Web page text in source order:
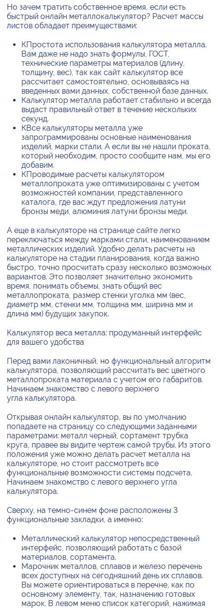
Но зачем тратить собственное время, если есть
быстрый онлайн металлокалькулятор? Расчет массы
листов обладает преимуществами:
КПростота использования калькулятора металла.
Вам даже не надо знать формулы, ГОСТ,
технические параметры материалов (длину,
толщину, вес), так как сайт калькулятор все
рассчитает самостоятельно, основываясь на
введенных вами данных, собственной базе данных.
Калькулятор металла работает стабильно и всегда
выдаст правильный ответ в течение нескольких
секунд.
КВсе калькуляторы металла уже
запрограммированы основные наименования
изделий, марки стали. А если вы не нашли проката,
который необходим, просто сообщите нам, мы его
добавим.
КПроводимые расчеты калькулятором
металлопроката уже оптимизированы с учетом
возможностей компании, представленного
каталога, где вас ждут предложения латуни
бронзы меди, алюминия латуни бронзы меди.
А еще в калькуляторе на странице сайте легко
переключаться между марками стали, наименованием
металлических изделий. Удобно делать расчеты на
калькуляторе на стадии планирования, когда важно
быстро, точно просчитать сразу несколько возможных
вариантов. Это позволяет значительно экономить
время, понимать объемы, знать общий вес
металлопроката, размер стенки уголка мм (вес,
диаметр мм, стенки мм, толщина мм, ширина мм и
длина мм) будущих закупок.
Калькулятор веса металла: продуманный интерфейс
для вашего удобства
Перед вами лаконичный, но функциональный алгоритм
калькулятора, позволяющий рассчитать вес цветного
металлопроката материала с учетом его габаритов.
Начинаем знакомство с левого верхнего
угла калькулятора.
Открывая онлайн калькулятор, вы по умолчанию
попадаете на страницу со следующими заданными
параметрами: металл черный, сортамент трубка
круга, правее вы видите чертеж самой трубы. Из этого
положения уже можно делать расчет металла на
калькуляторе, но стоит рассмотреть все
функциональные возможности системы подсчета.
Начинаем знакомство с левого верхнего угла
калькулятора.
Сверху, на темно-синем фоне расположены 3
функциональные закладки, а именно:
Металлический калькулятор непосредственный
интерфейс, позволяющий работать с базой
материалов, сортамента.
Марочник металлов, сплавов и железо перечень
всех доступных на сегодняшний день их сплавов.
Вы можете ориентироваться в перечне, как по
основному элементу, так, назначению готовых
марок. В левом меню список категорий, нажимая